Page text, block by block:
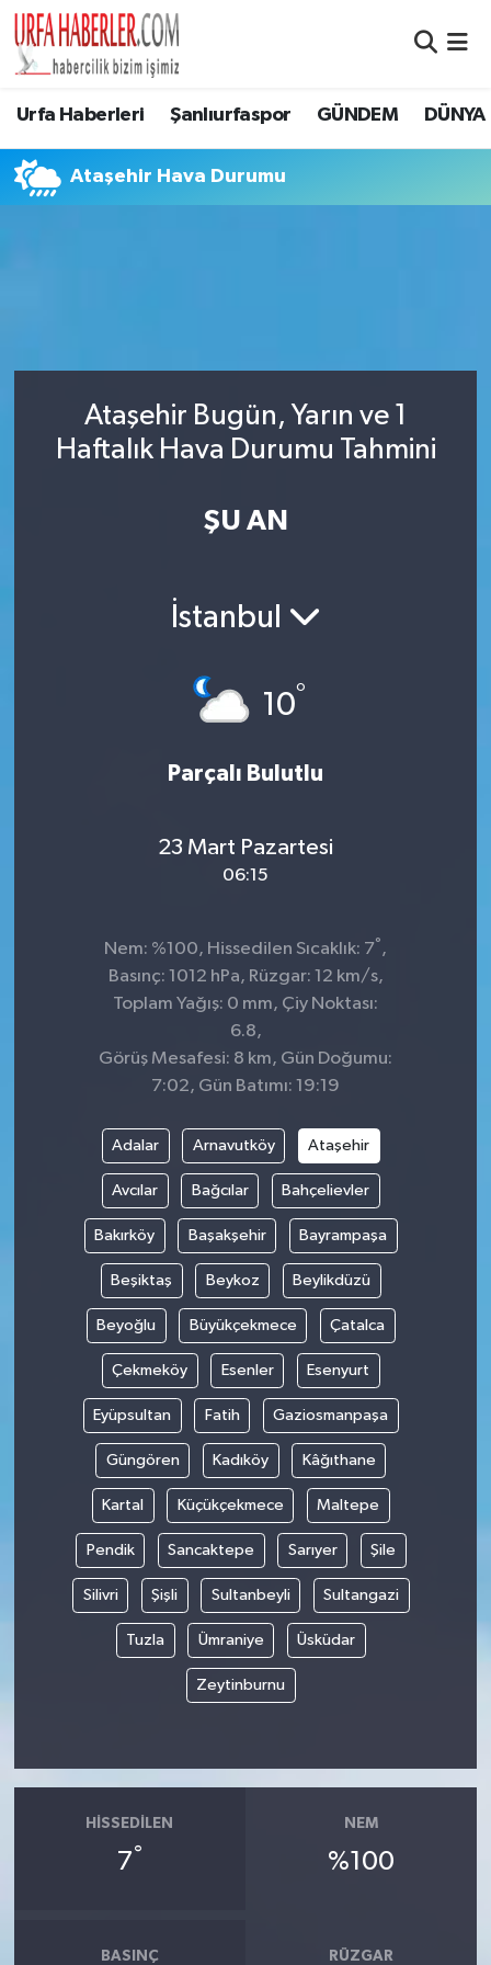
Urfa Haberleri Şanlıurfaspor GÜNDEM DÜNYA
Ataşehir Hava Durumu
Ataşehir Bugün, Yarın ve 1
Haftalık Hava Durumu Tahmini
ŞU AN
İstanbul
10°
Parçalı Bulutlu
23 Mart Pazartesi
06:15
Nem: %100, Hissedilen Sıcaklık: 7°,
Basınç: 1012 hPa, Rüzgar: 12 km/s,
Toplam Yağış: 0 mm, Çiy Noktası:
6.8,
Görüş Mesafesi: 8 km, Gün Doğumu:
7:02, Gün Batımı: 19:19
Adalar Arnavutköy Ataşehir
Avcılar Bağcılar Bahçelievler
Bakırköy Başakşehir Bayrampaşa
Beşiktaş Beykoz Beylikdüzü
Beyoğlu Büyükçekmece Çatalca
Çekmeköy Esenler Esenyurt
Eyüpsultan Fatih Gaziosmanpaşa
Güngören Kadıköy Kâğıthane
Kartal Küçükçekmece Maltepe
Pendik Sancaktepe Sarıyer Şile
Silivri Şişli Sultanbeyli Sultangazi
Tuzla Ümraniye Üsküdar
Zeytinburnu
HISSEDILEN
7°
NEM
%100
BASINÇ RÜZGAR
Şanlıurfa Nöbetçi Eczaneler
Son Dakika Haberleri